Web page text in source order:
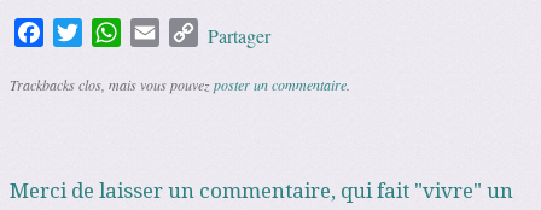
FacebookTwitterWhatsApp
Email Copy
Partager
Trackbacks clos, mais vous pouvezposter un commentaire
Merci de laisser un commentaire, qui fait "vivre" un